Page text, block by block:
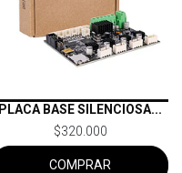
PLACA BASE SILENCIOSA...
$320.000
COMPRAR